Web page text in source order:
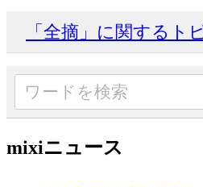
「全摘」に関するト
mixiニュース